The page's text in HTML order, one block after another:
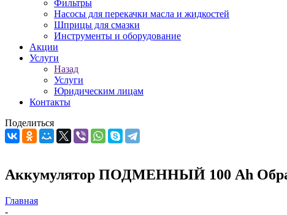
Фильтры
Насосы для перекачки масла и жидкостей
Шприцы для смазки
Инструменты и оборудование
Акции
Услуги
Назад
Услуги
Юридическим лицам
Контакты
Поделиться
Аккумулятор ПОДМЕННЫЙ 100 Ah
Главная
-